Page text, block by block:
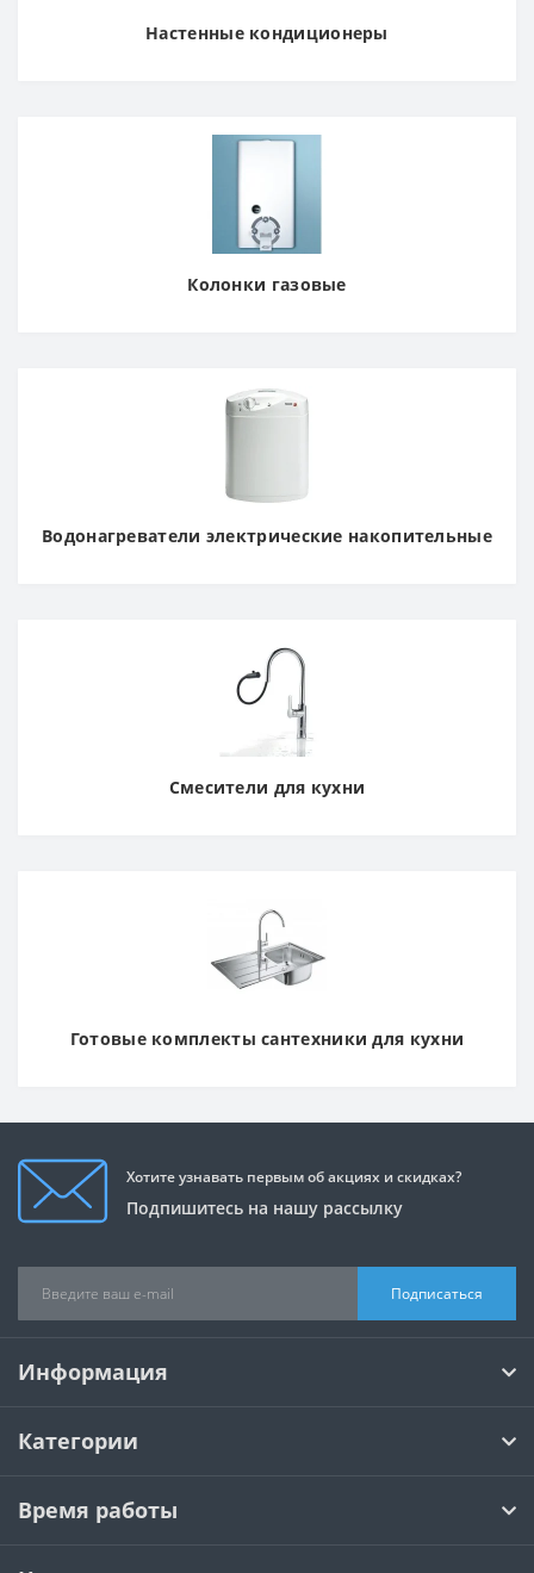
Настенные кондиционеры
Колонки газовые
Водонагреватели электрические накопительные
Смесители для кухни
Готовые комплекты сантехники для кухни
Хотите узнавать первым об акциях и скидках?
Подпишитесь на нашу рассылку
Подписаться
Информация
Категории
Время работы